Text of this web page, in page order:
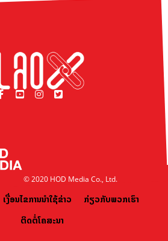
© 2020 HOD Media Co., Ltd.
ເງື່ອນໄຂການນຳໃຊ້ຂ່າວ
ກ່ຽວກັບພວກເຮົາ
ຕິດຕໍ່ໂຄສະນາ